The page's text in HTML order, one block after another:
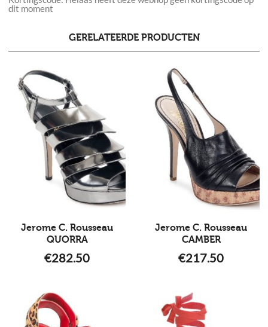
dit moment
GERELATEERDE PRODUCTEN
Jerome C. Rousseau
QUORRA
€282.50
Jerome C. Rousseau
CAMBER
€217.50